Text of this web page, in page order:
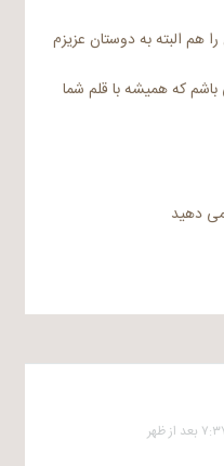
هم البته به دوستان عزیزم
که همیشه با قلم شما
دهید